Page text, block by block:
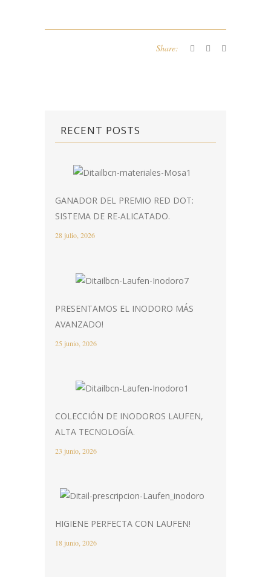
Share:
RECENT POSTS
GANADOR DEL PREMIO RED DOT:
SISTEMA DE RE-ALICATADO.
28 julio, 2026
PRESENTAMOS EL INODORO MÁS
AVANZADO!
25 junio, 2026
COLECCIÓN DE INODOROS LAUFEN,
ALTA TECNOLOGÍA.
23 junio, 2026
HIGIENE PERFECTA CON LAUFEN!
18 junio, 2026